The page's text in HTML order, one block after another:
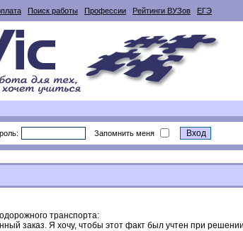
Поиск работы Профессии Рейтинги ВУЗов ЕГЭ
Запомнить меня
транспорта:
заказ. Я хочу, чтобы этот факт был учтен при